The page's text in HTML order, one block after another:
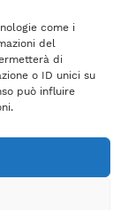
come i
del
di
o ID unici su
può influire